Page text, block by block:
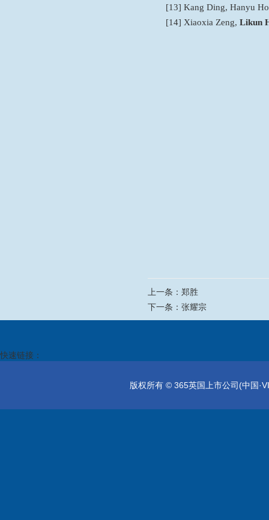
[13] Kang Ding, Hanyu
[14] Xiaoxia Zeng, Likun
上一条： 郑胜
下一条： 张耀宗
快速链接：
版权所有 © 365英国上市公司(中国